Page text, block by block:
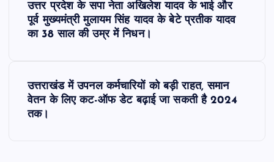
उत्तर प्रदेश के सपा नेता अखिलेश यादव के भाई और
पूर्व मुख्यमंत्री मुलायम सिंह यादव के बेटे प्रतीक यादव
का 38 साल की उम्र में निधन।
उत्तराखंड में उपनल कर्मचारियों को बड़ी राहत, समान
वेतन के लिए कट-ऑफ डेट बढ़ाई जा सकती है 2024
तक।